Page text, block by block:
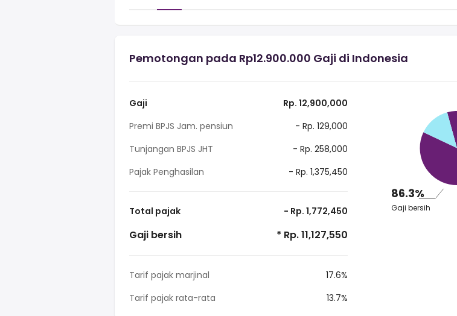
Pemotongan pada Rp12.900.000 Gaji di Indonesia
Gaji
Rp. 12,900,000
Premi BPJS Jam. pensiun
- Rp. 129,000
Tunjangan BPJS JHT
- Rp. 258,000
Pajak Penghasilan
- Rp. 1,375,450
Total pajak - Rp. 1,772,450
Gaji bersih * Rp. 11,127,550
Tarif pajak marjinal
17.6%
Tarif pajak rata-rata
13.7%
86.3%
Gaji bersih